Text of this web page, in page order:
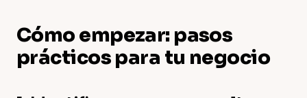
Cómo empezar: pasos
prácticos para tu negocio